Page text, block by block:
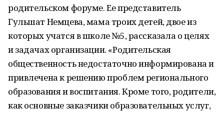
родительском форуме. Ее представитель
Гульшат Немцева, мама троих детей, двое из
которых учатся в школе №5, рассказала о целях
и задачах организации. «Родительская
общественность недостаточно информирована и
привлечена к решению проблем регионального
образования и воспитания. Кроме того, родители,
как основные заказчики образовательных услуг,